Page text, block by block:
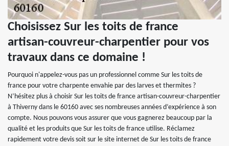
Choisissez Sur les toits de france
artisan-couvreur-charpentier pour vos
travaux dans ce domaine !
Pourquoi n'appelez-vous pas un professionnel comme Sur les toits de
france pour votre charpente envahie par des larves et thermites ?
N’hésitez plus à choisir Sur les toits de france artisan-couvreur-charpentier
à Thiverny dans le 60160 avec ses nombreuses années d’expérience à son
compte. Nous pouvons vous assurer que vous gagnerez beaucoup par la
qualité et les produits que Sur les toits de france utilise. Réclamez
rapidement votre devis soit sur le site internet de Sur les toits de france